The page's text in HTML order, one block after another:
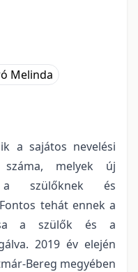
Melinda
a sajátos nevelési
száma, melyek új
a szülőknek és
tehát ennek a
a szülők és a
2019 év elején
Bereg megyében